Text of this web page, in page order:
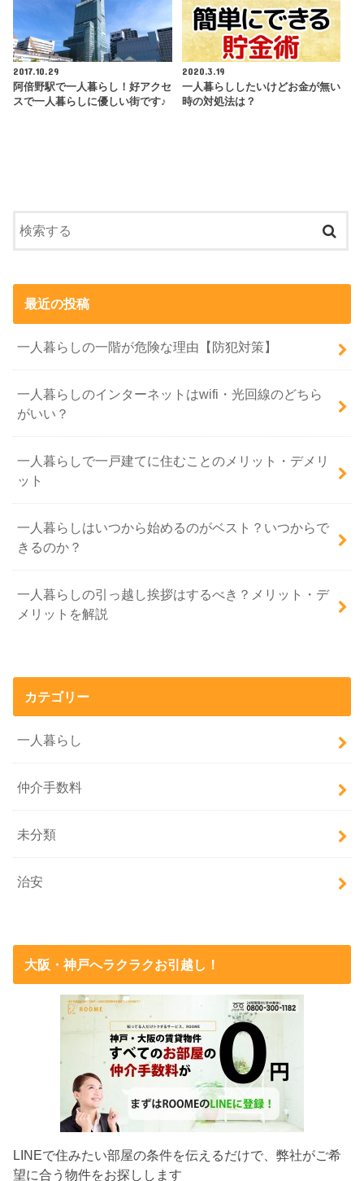
2017.10.29
阿倍野駅で一人暮らし！好アクセ
スで一人暮らしに優しい街です♪
2020.3.19
一人暮らししたいけどお金が無い
時の対処法は？
最近の投稿
一人暮らしの一階が危険な理由【防犯対策】
一人暮らしのインターネットはwifi・光回線のどちら
がいい？
一人暮らしで一戸建てに住むことのメリット・デメリ
ット
一人暮らしはいつから始めるのがベスト？いつからで
きるのか？
一人暮らしの引っ越し挨拶はするべき？メリット・デ
メリットを解説
カテゴリー
一人暮らし
仲介手数料
未分類
治安
大阪・神戸へラクラクお引越し！
LINEで住みたい部屋の条件を伝えるだけで、弊社がご希
望に合う物件をお探しします